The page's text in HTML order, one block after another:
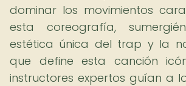
dominar los movimientos
esta coreografía,
estética única del trap y la
que define esta canción
instructores expertos guían a